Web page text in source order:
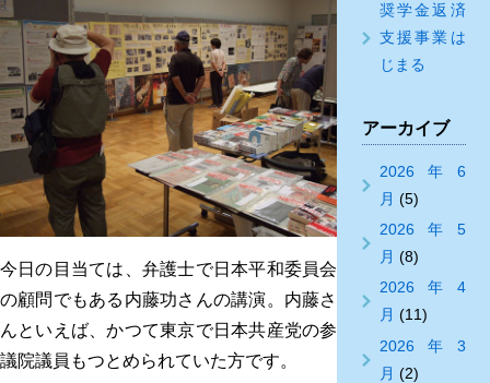
今日の目当ては、弁護士で日本平和委員会
の顧問でもある内藤功さんの講演。内藤さ
んといえば、かつて東京で日本共産党の参
議院議員もつとめられていた方です。
奨学金返済
支援事業は
じまる
アーカイブ
2026年6
月 (5)
2026年5
月 (8)
2026年4
月 (11)
2026年3
月 (2)